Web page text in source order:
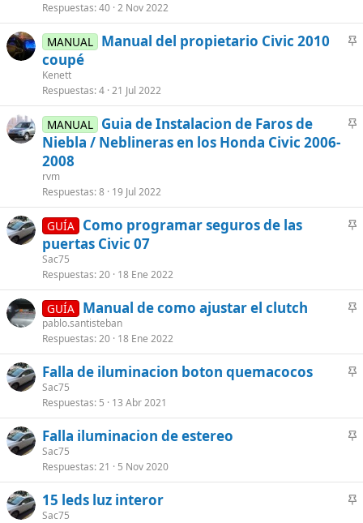
a
d
Respuestas 40 2 Nov 2022
A
a
d
MANUAL Manual del propietario Civic 2010
coupé
Kenett
Respuestas 4 21 Jul 2022
A
d
o
MANUAL Guia de Instalacion de Faros de
Niebla / Neblineras en los Honda Civic 2006-
2008
rvm
Respuestas 8 19 Jul 2022
A
a
d
GUÍA Como programar seguros de las
puertas Civic 07
Sac75
Respuestas 20 18 Ene 2022
A
l
a
GUÍA Manual de como ajustar el clutch
pablo.santisteban
Respuestas 20 18 Ene 2022
A
l
a
Falla de iluminacion boton quemacocos
Sac75
Respuestas 5 13 Abr 2021
A
l
a
Falla iluminacion de estereo
Sac75
Respuestas 21 5 Nov 2020
A
15 leds luz interor
Sac75